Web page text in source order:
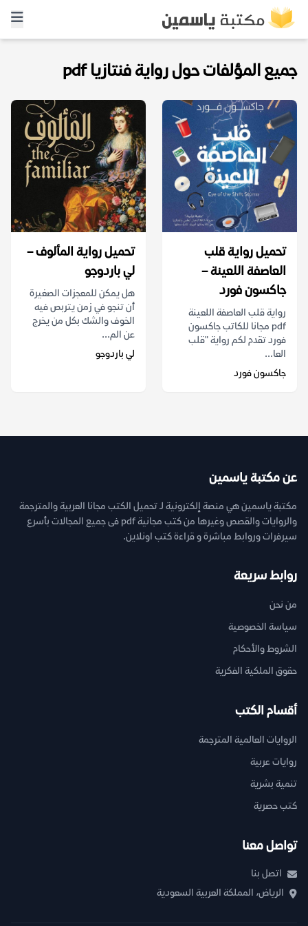
جميع المؤلفات حول رواية فنتازيا pdf
تحميل رواية قلب
العاصفة اللعينة –
جاكسون فورد
رواية قلب العاصفة اللعينة
pdf مجانا للكاتب جاكسون
فورد تقدم لكم رواية "قلب
العا...
جاكسون فورد
تحميل رواية المألوف –
لي باردوجو
هل يمكن للمعجزات الصغيرة
أن تنجو في زمن يتربص فيه
الخوف والشك بكل من يخرج
عن الم...
لي باردوجو
عن مكتبة ياسمين
مكتبة ياسمين هي منصة إلكترونية لـ تحميل الكتب مجانا العربية والمترجمة
والروايات والقصص وغيرها من كتب مجانية pdf فى جميع المجالات بأسرع
سيرفرات وروابط مباشرة و قراءة كتب اونلاين.
روابط سريعة
من نحن
سياسة الخصوصية
الشروط والأحكام
حقوق الملكية الفكرية
أقسام الكتب
الروايات العالمية المترجمة
روايات عربية
تنمية بشرية
كتب حصرية
تواصل معنا
اتصل بنا
الرياض، المملكة العربية السعودية